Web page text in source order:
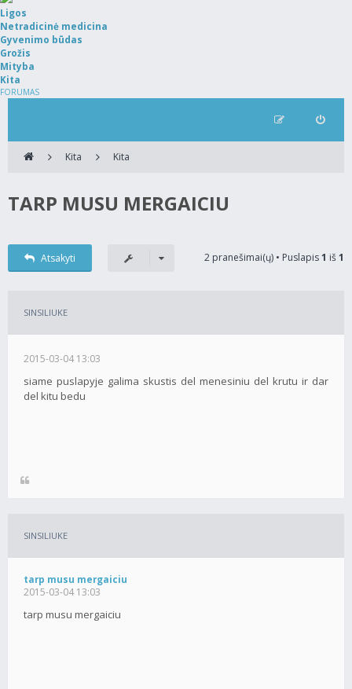
Ligos
Netradicinė medicina
Gyvenimo būdas
Grožis
Mityba
Kita
FORUMAS
Kita Kita
TARP MUSU MERGAICIU
Atsakyti 2 pranešimai(ų) • Puslapis1 iš1
SINSILIUKE
2015-03-04 13:03
siame puslapyje galima skustis del menesiniu del krutu ir dar
del kitu bedu
SINSILIUKE
tarp musu mergaiciu
2015-03-04 13:03
tarp musu mergaiciu